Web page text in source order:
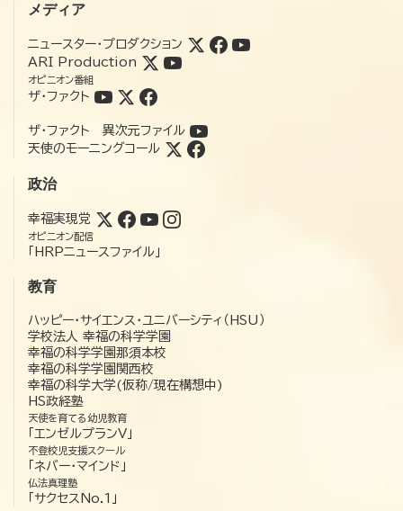
メディア
ニュースター・プロダクション
ARI Production
オピニオン番組
ザ・ファクト
ザ・ファクト 異次元ファイル
天使のモーニングコール
政治
幸福実現党
オピニオン配信
「HRPニュースファイル」
教育
ハッピー・サイエンス・ユニバーシティ（HSU）
学校法人 幸福の科学学園
幸福の科学学園那須本校
幸福の科学学園関西校
幸福の科学大学(仮称/現在構想中)
HS政経塾
天使を育てる幼児教育
「エンゼルプランV」
不登校児支援スクール
「ネバー・マインド」
仏法真理塾
「サクセスNo.1」